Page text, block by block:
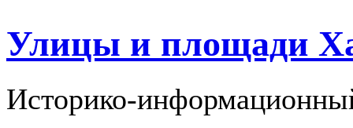
Улицы и площади
Историко-